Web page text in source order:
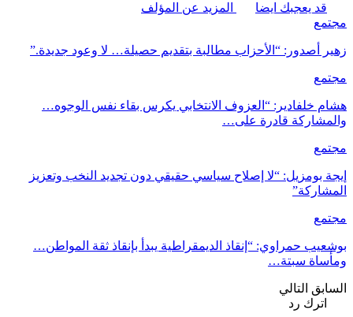
قد يعجبك ايضا
المزيد عن المؤلف
مجتمع
زهير أصدور: “الأحزاب مطالبة بتقديم حصيلة… لا وعود جديدة.”
مجتمع
هشام خلفادير: “العزوف الانتخابي يكرس بقاء نفس الوجوه…
والمشاركة قادرة على…
مجتمع
إيجة بومزيل: “لا إصلاح سياسي حقيقي دون تجديد النخب وتعزيز
المشاركة”
مجتمع
بوشعيب حمراوي: “إنقاذ الديمقراطية يبدأ بإنقاذ ثقة المواطن…
ومأساة سبتة…
السابق التالي
اترك رد